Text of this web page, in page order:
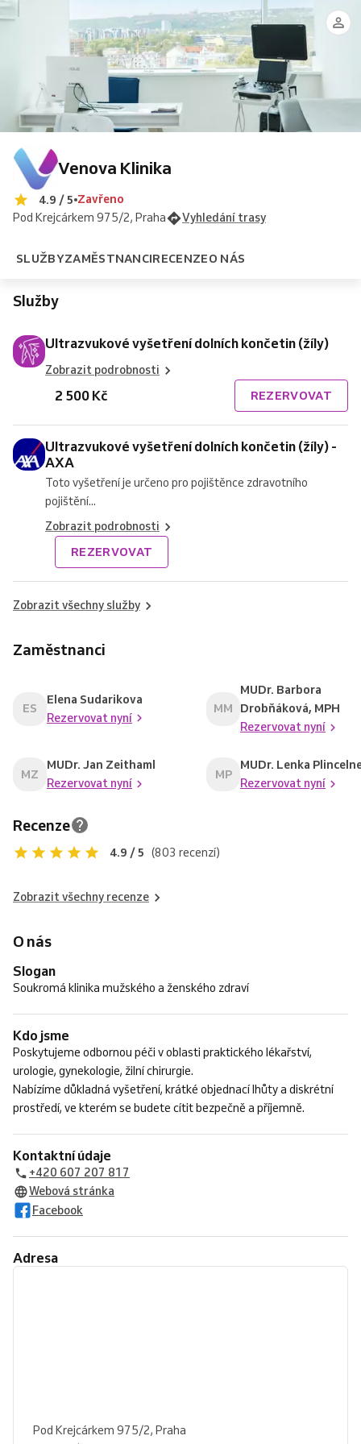
Venova Klinika
4.9 / 5 Zavřeno
Pod Krejcárkem 975/2, Praha
Vyhledání trasy
SLUŽBYZAMĚSTNANCIRECENZEO NÁS
Služby
dolních
končetin
(žíly)
Ultrazvukové vyšetření dolních končetin (žíly)
Zobrazit podrobnosti
2 500 Kč REZERVOVAT
dolních
končetin
(žíly)
AXA
Ultrazvukové vyšetření dolních končetin (žíly) -
AXA
Toto vyšetření je určeno pro pojištěnce zdravotního
pojištění...
Zobrazit podrobnosti
REZERVOVAT
Zobrazit všechny služby
Zaměstnanci
ES
Sudarikova
Elena Sudarikova
Rezervovat nyní
MM
Barbora
Drobňáková,
MPH
MUDr. Barbora
Drobňáková, MPH
Rezervovat nyní
MZ
Jan
MUDr. Jan Zeithaml
Rezervovat nyní
MP
Lenka
Plincelnerová
MUDr. Lenka
Rezervovat nyní
Recenze
4.9 / 5 (803 recenzí)
Zobrazit všechny recenze
O nás
Slogan
Soukromá klinika mužského a ženského zdraví
Kdo jsme
Poskytujeme odbornou péči v oblasti praktického lékařství,
urologie, gynekologie, žilní chirurgie.
Nabízíme důkladná vyšetření, krátké objednací lhůty a diskrétní
prostředí, ve kterém se budete cítit bezpečně a příjemně.
Kontaktní údaje
+420 607 207 817
Webová stránka
Facebook
Adresa
Pod Krejcárkem 975/2, Praha